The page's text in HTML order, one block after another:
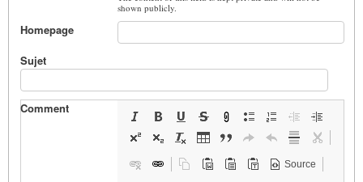
shown publicly.
Homepage
Sujet
Comment
Source